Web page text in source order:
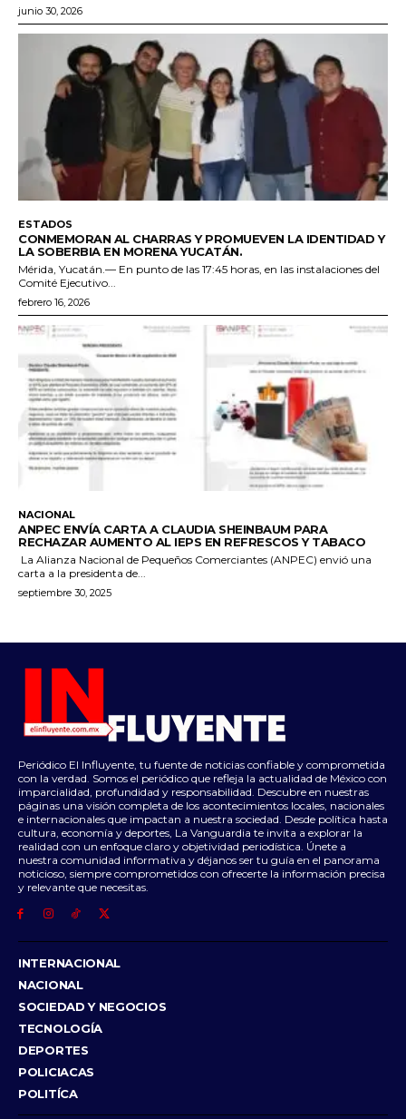
junio 30, 2026
ESTADOS
CONMEMORAN AL CHARRAS Y PROMUEVEN LA IDENTIDAD Y
LA SOBERBIA EN MORENA YUCATÁN.
Mérida, Yucatán.— En punto de las 17:45 horas, en las instalaciones del
Comité Ejecutivo...
febrero 16, 2026
NACIONAL
ANPEC ENVÍA CARTA A CLAUDIA SHEINBAUM PARA
RECHAZAR AUMENTO AL IEPS EN REFRESCOS Y TABACO
La Alianza Nacional de Pequeños Comerciantes (ANPEC) envió una
carta a la presidenta de...
septiembre 30, 2025
Periódico El Influyente, tu fuente de noticias confiable y comprometida
con la verdad. Somos el periódico que refleja la actualidad de México con
imparcialidad, profundidad y responsabilidad. Descubre en nuestras
páginas una visión completa de los acontecimientos locales, nacionales
e internacionales que impactan a nuestra sociedad. Desde política hasta
cultura, economía y deportes, La Vanguardia te invita a explorar la
realidad con un enfoque claro y objetividad periodística. Únete a
nuestra comunidad informativa y déjanos ser tu guía en el panorama
noticioso, siempre comprometidos con ofrecerte la información precisa
y relevante que necesitas.
INTERNACIONAL
NACIONAL
SOCIEDAD Y NEGOCIOS
TECNOLOGÍA
DEPORTES
POLICIACAS
POLITÍCA